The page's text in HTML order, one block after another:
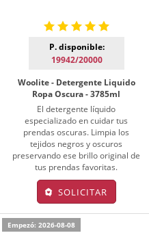
P. disponible:
19942/20000
Woolite - Detergente Liquido
Ropa Oscura - 3785ml
El detergente líquido
especializado en cuidar tus
prendas oscuras. Limpia los
tejidos negros y oscuros
preservando ese brillo original de
tus prendas favoritas.
SOLICITAR
Empezó: 2026-08-08